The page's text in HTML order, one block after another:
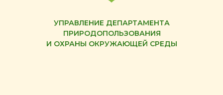
УПРАВЛЕНИЕ ДЕПАРТАМЕНТА
ПРИРОДОПОЛЬЗОВАНИЯ
И ОХРАНЫ ОКРУЖАЮЩЕЙ СРЕДЫ